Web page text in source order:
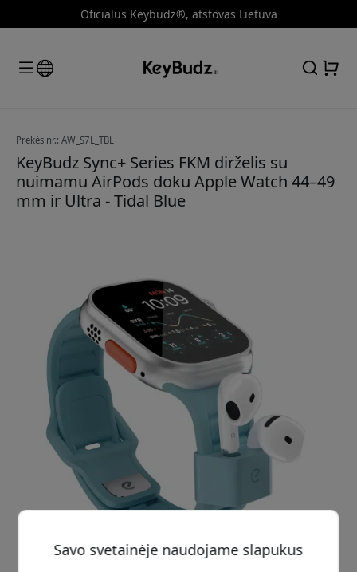
Oficialus Keybudz®, atstovas Lietuva
Prekės nr.: AW_S7L_TBL
KeyBudz Sync+ Series FKM dirželis su
nuimamu AirPods doku Apple Watch 44–49
mm ir Ultra - Tidal Blue
Savo svetainėje naudojame slapukus